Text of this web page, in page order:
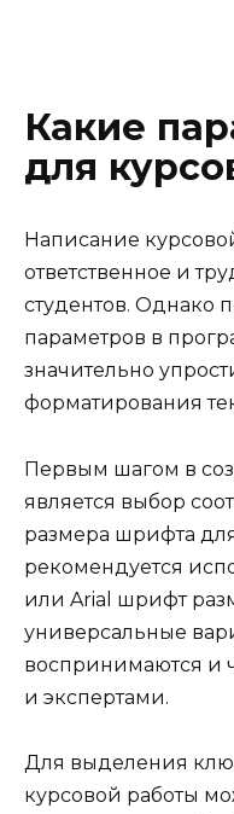
Какие
для
Написание
ответственное и
студентов. Однако
параметров в
значительно
форматирования
Первым шагом в
является выбор
размера шрифта
рекомендуется
или Arial шрифт
универсальные
воспринимаются и
и экспертами.
Для выделения
курсовой работы